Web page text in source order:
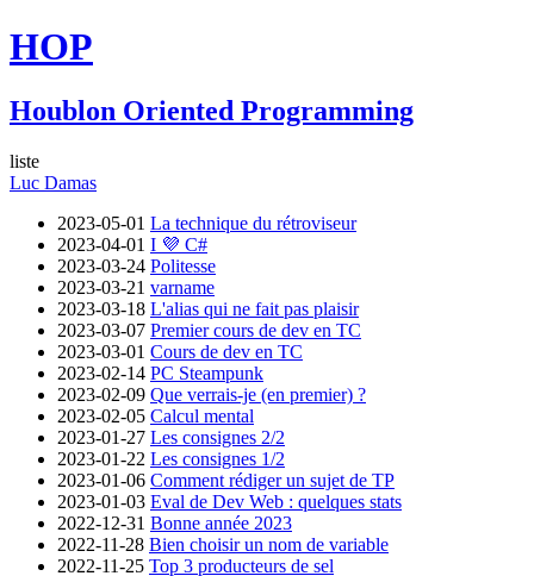
HOP
Houblon Oriented Programming
liste
Luc Damas
2023-05-01 La technique du rétroviseur
2023-04-01 I 💜 C#
2023-03-24 Politesse
2023-03-21 varname
2023-03-18 L'alias qui ne fait pas plaisir
2023-03-07 Premier cours de dev en TC
2023-03-01 Cours de dev en TC
2023-02-14 PC Steampunk
2023-02-09 Que verrais-je (en premier) ?
2023-02-05 Calcul mental
2023-01-27 Les consignes 2/2
2023-01-22 Les consignes 1/2
2023-01-06 Comment rédiger un sujet de TP
2023-01-03 Eval de Dev Web : quelques stats
2022-12-31 Bonne année 2023
2022-11-28 Bien choisir un nom de variable
2022-11-25 Top 3 producteurs de sel